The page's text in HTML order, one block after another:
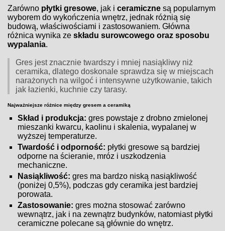
Zarówno płytki gresowe, jak iceramiczne są popularnym
wyborem do wykończenia wnętrz, jednak różnią się
budową, właściwościami i zastosowaniem. Główna
różnica wynika zeskładu surowcowego oraz sposobu
wypalania.
Gres jest znacznie twardszy i mniej nasiąkliwy niż
ceramika, dlatego doskonale sprawdza się w miejscach
narażonych na wilgoć i intensywne użytkowanie, takich
jak łazienki, kuchnie czy tarasy.
Najważniejsze różnice między gresem a ceramiką
Skład i produkcja: gres powstaje z drobno zmielonej
mieszanki kwarcu, kaolinu i skalenia, wypalanej w
wyższej temperaturze.
Twardość i odporność: płytki gresowe są bardziej
odporne na ścieranie, mróz i uszkodzenia
mechaniczne.
Nasiąkliwość: gres ma bardzo niską nasiąkliwość
(poniżej 0,5%), podczas gdy ceramika jest bardziej
porowata.
Zastosowanie: gres można stosować zarówno
wewnątrz, jak i na zewnątrz budynków, natomiast płytki
ceramiczne polecane są głównie do wnętrz.